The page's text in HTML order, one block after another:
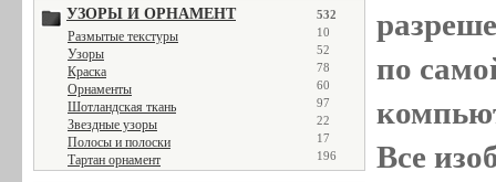
УЗОРЫ И ОРНАМЕНТ 532
Размытые текстуры 10
Узоры 52
Краска 78
Орнаменты 60
Шотландская ткань 97
Звездные узоры 22
Полосы и полоски 17
Тартан орнамент 196
по
Все